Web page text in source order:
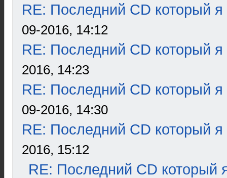
RE: Последний CD который я
09-2016, 14:12
RE: Последний CD который я
2016, 14:23
RE: Последний CD который я
09-2016, 14:30
RE: Последний CD который я
2016, 15:12
RE: Последний CD который